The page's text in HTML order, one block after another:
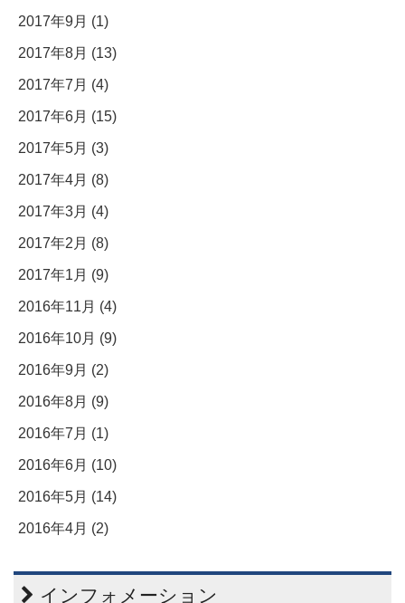
2017年9月 (1)
2017年8月 (13)
2017年7月 (4)
2017年6月 (15)
2017年5月 (3)
2017年4月 (8)
2017年3月 (4)
2017年2月 (8)
2017年1月 (9)
2016年11月 (4)
2016年10月 (9)
2016年9月 (2)
2016年8月 (9)
2016年7月 (1)
2016年6月 (10)
2016年5月 (14)
2016年4月 (2)
インフォメーション